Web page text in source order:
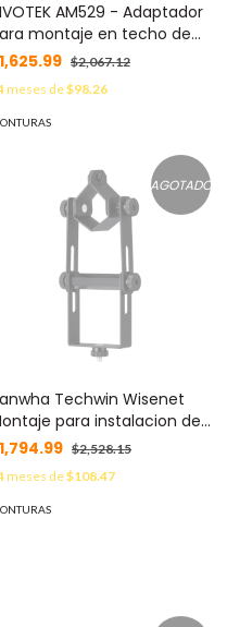
AM529 - Adaptador
montaje en techo de
PTZ SD9361,
SD9362, SD9363, SD9364, EHL.
con AM114,
AM117 y AM231
$2,067.12
meses de$98.26
AGOTADO
Techwin Wisenet
para instalacion de
pinhole hanwha en
cajero ATM MOD: STB-2000
$2,528.15
meses de$108.47